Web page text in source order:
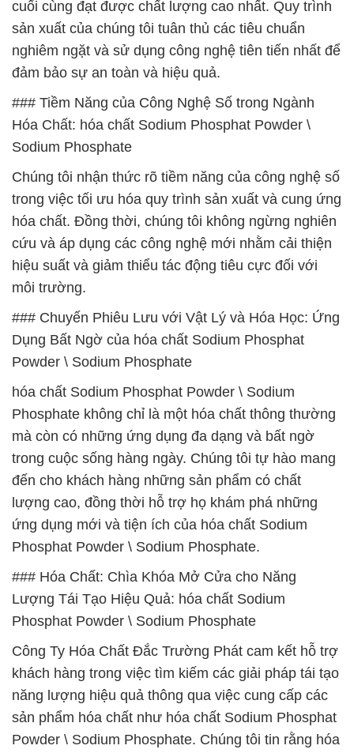
cuối cùng đạt được chất lượng cao nhất. Quy trình
sản xuất của chúng tôi tuân thủ các tiêu chuẩn
nghiêm ngặt và sử dụng công nghệ tiên tiến nhất để
đảm bảo sự an toàn và hiệu quả.
### Tiềm Năng của Công Nghệ Số trong Ngành
Hóa Chất: hóa chất Sodium Phosphat Powder \
Sodium Phosphate
Chúng tôi nhận thức rõ tiềm năng của công nghệ số
trong việc tối ưu hóa quy trình sản xuất và cung ứng
hóa chất. Đồng thời, chúng tôi không ngừng nghiên
cứu và áp dụng các công nghệ mới nhằm cải thiện
hiệu suất và giảm thiểu tác động tiêu cực đối với
môi trường.
### Chuyến Phiêu Lưu với Vật Lý và Hóa Học: Ứng
Dụng Bất Ngờ của hóa chất Sodium Phosphat
Powder \ Sodium Phosphate
hóa chất Sodium Phosphat Powder \ Sodium
Phosphate không chỉ là một hóa chất thông thường
mà còn có những ứng dụng đa dạng và bất ngờ
trong cuộc sống hàng ngày. Chúng tôi tự hào mang
đến cho khách hàng những sản phẩm có chất
lượng cao, đồng thời hỗ trợ họ khám phá những
ứng dụng mới và tiện ích của hóa chất Sodium
Phosphat Powder \ Sodium Phosphate.
### Hóa Chất: Chìa Khóa Mở Cửa cho Năng
Lượng Tái Tạo Hiệu Quả: hóa chất Sodium
Phosphat Powder \ Sodium Phosphate
Công Ty Hóa Chất Đắc Trường Phát cam kết hỗ trợ
khách hàng trong việc tìm kiếm các giải pháp tái tạo
năng lượng hiệu quả thông qua việc cung cấp các
sản phẩm hóa chất như hóa chất Sodium Phosphat
Powder \ Sodium Phosphate. Chúng tôi tin rằng hóa